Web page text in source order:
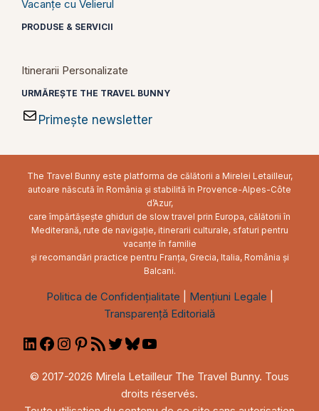
Vacanțe cu Velierul
PRODUSE & SERVICII
Itinerarii Personalizate
URMĂREȘTE THE TRAVEL BUNNY
Primește newsletter
The Travel Bunny este platforma de călătorii a Mirelei Letailleur,
autoare născută în România și stabilită în Provence-Alpes-Côte
d’Azur,
care împărtășește ghiduri de slow travel prin Europa, călătorii în
Mediterană, rute de navigație, itinerarii culturale, sfaturi pentru
vacanțe în familie
și recomandări practice pentru Franța, Grecia, Italia, România și
Balcani.
Politica de Confidențialitate Mențiuni Legale
Transparență Editorială
LinkedIn
Facebook
Instagram
Pinterest
RSSTwitterBluesky
© 2017-2026 Mirela Letailleur The Travel Bunny. Tous
droits réservés.